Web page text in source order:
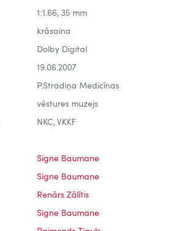
1:1.66, 35 mm
krāsaina
Dolby Digital
19.06.2007
P.Stradiņa Medicīnas
vēstures muzejs
NKC, VKKF
Signe Baumane
Signe Baumane
Renārs Zālītis
Signe Baumane